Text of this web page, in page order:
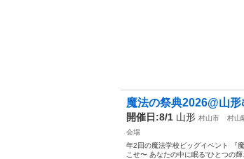
魔法の祭典2026@山形
開催日:8/1 山形 村山市 村山
会場
年2回の魔法学校ビッグイベント 『
こせ〜 あなたの中に眠る“ひとつの